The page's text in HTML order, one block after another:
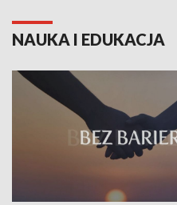
NAUKA I EDUKACJA